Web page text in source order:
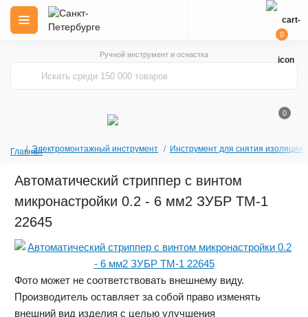
Ручной инструмент и оснастка
0
0
ГлавнаяЭлектромонтажный инструмент Инструмент для снятия изоляции
Автоматический стриппер с винтом
микронастройки 0.2 - 6 мм2 ЗУБР ТМ-1
22645
Фото может не соответствовать внешнему виду.
Производитель оставляет за собой право изменять
внешний вид изделия с целью улучшения